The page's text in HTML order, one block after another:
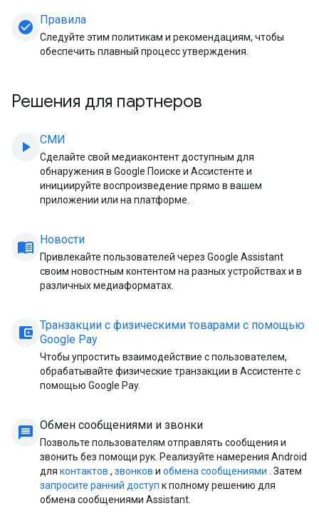
check_circle Правила
Следуйте этим политикам и рекомендациям, чтобы
обеспечить плавный процесс утверждения.
Решения для партнеров
play_arrow СМИ
Сделайте свой медиаконтент доступным для
обнаружения в Google Поиске и Ассистенте и
инициируйте воспроизведение прямо в вашем
приложении или на платформе.
menu_book Новости
Привлекайте пользователей через Google Assistant
своим новостным контентом на разных устройствах и в
различных медиаформатах.
account_balance_wallet Транзакции с физическими товарами с помощью
Google Pay
Чтобы упростить взаимодействие с пользователем,
обрабатывайте физические транзакции в Ассистенте с
помощью Google Pay.
message Обмен сообщениями и звонки
Позвольте пользователям отправлять сообщения и
звонить без помощи рук. Реализуйте намерения Android
для контактов , звонков и обмена сообщениями . Затем
запросите ранний доступ к полному решению для
обмена сообщениями Assistant.